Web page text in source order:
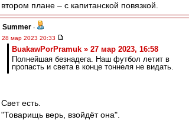
втором плане – с капитанской повязкой.
Summer -
28 мар 2023 20:33
BuakawPorPramuk » 27 мар 2023, 16:58
Полнейшая безнадега. Наш футбол летит в
пропасть и света в конце тоннеля не видать.
Свет есть.
"Товарищь верь, взойдёт она".